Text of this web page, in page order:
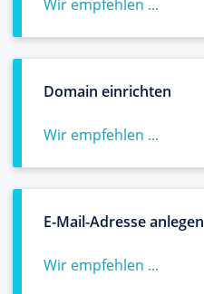
Wir empfehlen ...
Domain einrichten
Wir empfehlen ...
E-Mail-Adresse anlegen
Wir empfehlen ...